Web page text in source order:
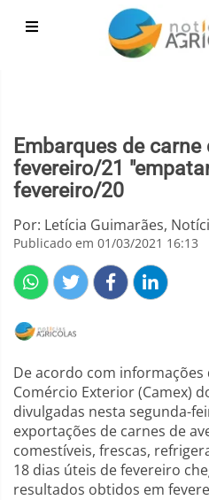
Embarques de
fevereiro/21
fevereiro/20
Por: Letícia Guimarães,
Publicado em 01/03/2021 16:13
De acordo com informações
Comércio Exterior (Camex)
divulgadas nesta segunda-
exportações de carnes de
comestíveis, frescas,
18 dias úteis de fevereiro
resultados obtidos em